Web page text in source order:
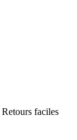
Retours faciles